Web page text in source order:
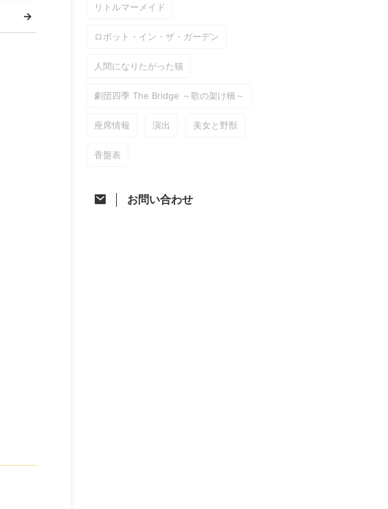
→
リトルマーメイド
ロボット・イン・ザ・ガーデン
人間になりたがった猫
劇団四季 The Bridge ～歌の架け橋～
座席情報 演出 美女と野獣
香盤表
お問い合わせ